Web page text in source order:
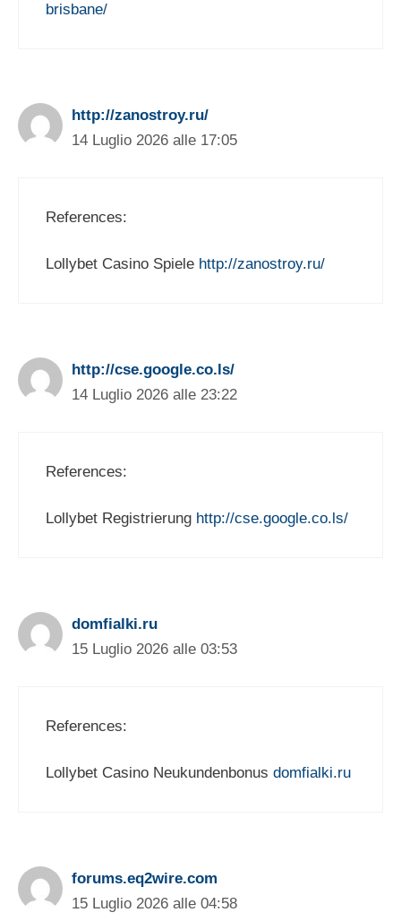
brisbane/
http://zanostroy.ru/
14 Luglio 2026 alle 17:05
References:
Lollybet Casino Spiele http://zanostroy.ru/
http://cse.google.co.ls/
14 Luglio 2026 alle 23:22
References:
Lollybet Registrierung http://cse.google.co.ls/
domfialki.ru
15 Luglio 2026 alle 03:53
References:
Lollybet Casino Neukundenbonus domfialki.ru
forums.eq2wire.com
15 Luglio 2026 alle 04:58